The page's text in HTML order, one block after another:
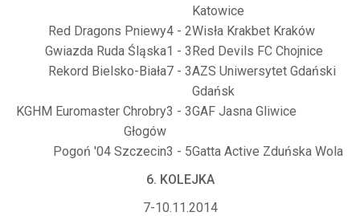
Katowice
Red Dragons Pniewy4 - 2Wisła Krakbet Kraków
Gwiazda Ruda Śląska1 - 3Red Devils FC Chojnice
Rekord Bielsko-Biała7 - 3AZS Uniwersytet Gdański
Gdańsk
KGHM Euromaster Chrobry
Głogów
3 - 3GAF Jasna Gliwice
Pogoń '04 Szczecin3 - 5Gatta Active Zduńska Wola
6. KOLEJKA
7-10.11.2014